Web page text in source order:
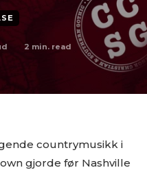
2 min. read
countrymusikk i
gjorde før Nashville